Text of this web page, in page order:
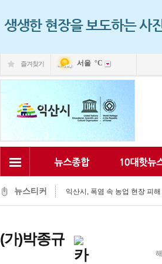
즐겨찾기 서울 °C
뉴스티커
익산시, 동물 신약 개발 전진기지
시민과 함께 익산의 미래를 그
익산시, 폭염 속 농업 현장 피
익산시, 청소년의 활기찬 일상
‘어르신들 건강을 지켜라’…최
청년 자신감 회복·도전, 익산시
초록우산 익산후원회·(주)미첼
(가)박종규